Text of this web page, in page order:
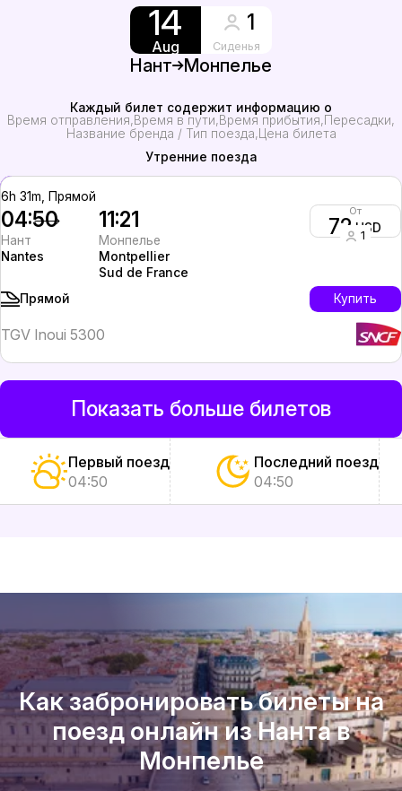
14
Aug
1
Сиденья
Нант Монпелье
Каждый билет содержит информацию о
Время отправления Время в пути Время прибытия Пересадки
Название бренда / Тип поезда Цена билета
Утренние поезда
6h 31m, Прямой
04:50
Нант
Nantes
11:21
Монпелье
Montpellier
Sud de France
От
72USD
1
Прямой Купить
TGV Inoui 5300
Показать больше билетов
Первый поезд
04:50
Последний поезд
04:50
Как забронировать билеты на
поезд онлайн из Нанта в
Монпелье